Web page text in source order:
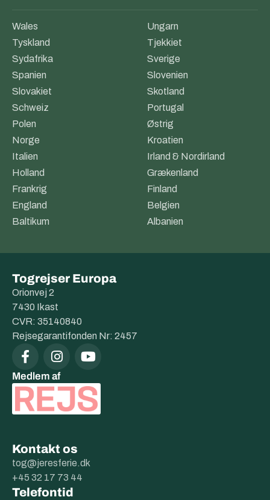
Wales
Ungarn
Tyskland
Tjekkiet
Sydafrika
Sverige
Spanien
Slovenien
Slovakiet
Skotland
Schweiz
Portugal
Polen
Østrig
Norge
Kroatien
Italien
Irland & Nordirland
Holland
Grækenland
Frankrig
Finland
England
Belgien
Baltikum
Albanien
Togrejser Europa
Orionvej 2
7430 Ikast
CVR: 35140840
Rejsegarantifonden Nr: 2457
Medlem af
Kontakt os
tog@jeresferie.dk
+45 32 17 73 44
Telefontid